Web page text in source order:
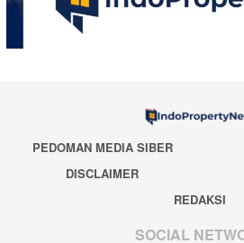
PEDOMAN MEDIA SIBER
DISCLAIMER
REDAKSI
SOCIAL